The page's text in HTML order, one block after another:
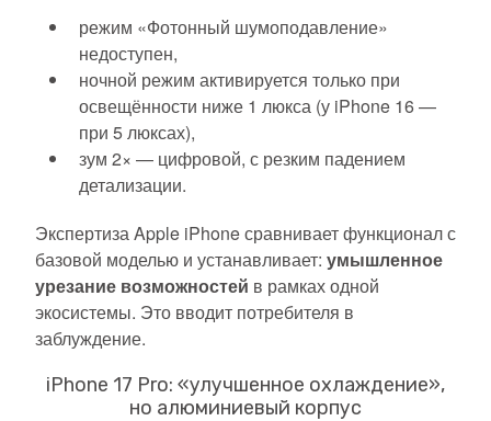
режим «Фотонный шумоподавление»
недоступен,
ночной режим активируется только при
освещённости ниже 1 люкса (у iPhone 16 —
при 5 люксах),
зум 2× — цифровой, с резким падением
детализации.
Экспертиза Apple iPhone сравнивает функционал с
базовой моделью и устанавливает: умышленное
урезание возможностей в рамках одной
экосистемы. Это вводит потребителя в
заблуждение.
iPhone 17 Pro: «улучшенное охлаждение»,
но алюминиевый корпус